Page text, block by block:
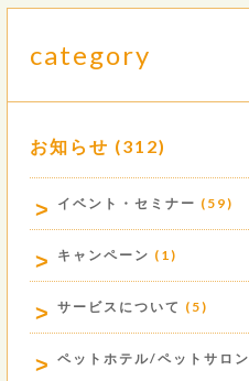
category
お知らせ (312)
イベント・セミナー (59)
キャンペーン (1)
サービスについて (5)
ペットホテル/ペットサロン